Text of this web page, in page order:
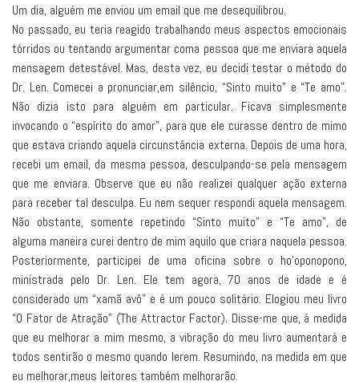
Um dia, alguém me enviou um email que me desequilibrou.
No passado, eu teria reagido trabalhando meus aspectos emocionais
tórridos ou tentando argumentar coma pessoa que me enviara aquela
mensagem detestável. Mas, desta vez, eu decidi testar o método do
Dr. Len. Comecei a pronunciar,em silêncio, “Sinto muito” e “Te amo”.
Não dizia isto para alguém em particular. Ficava simplesmente
invocando o “espírito do amor”, para que ele curasse dentro de mimo
que estava criando aquela circunstância externa. Depois de uma hora,
recebi um email, da mesma pessoa, desculpando-se pela mensagem
que me enviara. Observe que eu não realizei qualquer ação externa
para receber tal desculpa. Eu nem sequer respondi aquela mensagem.
Não obstante, somente repetindo “Sinto muito” e “Te amo”, de
alguma maneira curei dentro de mim aquilo que criara naquela pessoa.
Posteriormente, participei de uma oficina sobre o ho'oponopono,
ministrada pelo Dr. Len. Ele tem agora, 70 anos de idade e é
considerado um “xamã avô” e é um pouco solitário. Elogiou meu livro
“O Fator de Atração” (The Attractor Factor). Disse-me que, à medida
que eu melhorar a mim mesmo, a vibração do meu livro aumentará e
todos sentirão o mesmo quando lerem. Resumindo, na medida em que
eu melhorar,meus leitores também melhorarão.